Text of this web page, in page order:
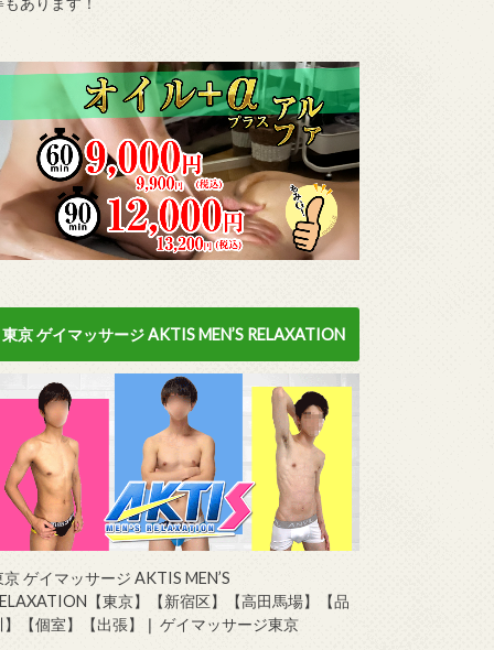
東京 ゲイマッサージ AKTIS MEN’S RELAXATION
京 ゲイマッサージ AKTIS MEN’S
【東京】【新宿区】【高田馬場】【品
】【個室】【出張】❘ ゲイマッサージ東京